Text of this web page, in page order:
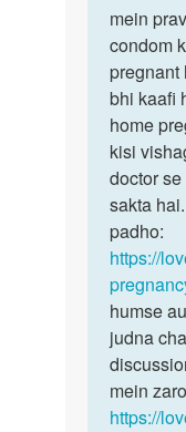
sex
kiya
hai
bina
by
raj
yaad
rakhiye
chahe
mein
condom
pregnant
bhi kaafi
home
kisi
doctor
sakta
padho:
https://
humse
judna
mein
https://